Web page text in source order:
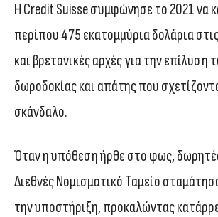
Η Credit Suisse συμφώνησε το 2021 να
περίπου 475 εκατομμύρια δολάρια
και βρετανικές αρχές για την επίλυση
δωροδοκίας και απάτης που
σκάνδαλο.
Όταν η υπόθεση ήρθε στο φως,
Διεθνές Νομισματικό Ταμείο
την υποστήριξη, προκαλώντας